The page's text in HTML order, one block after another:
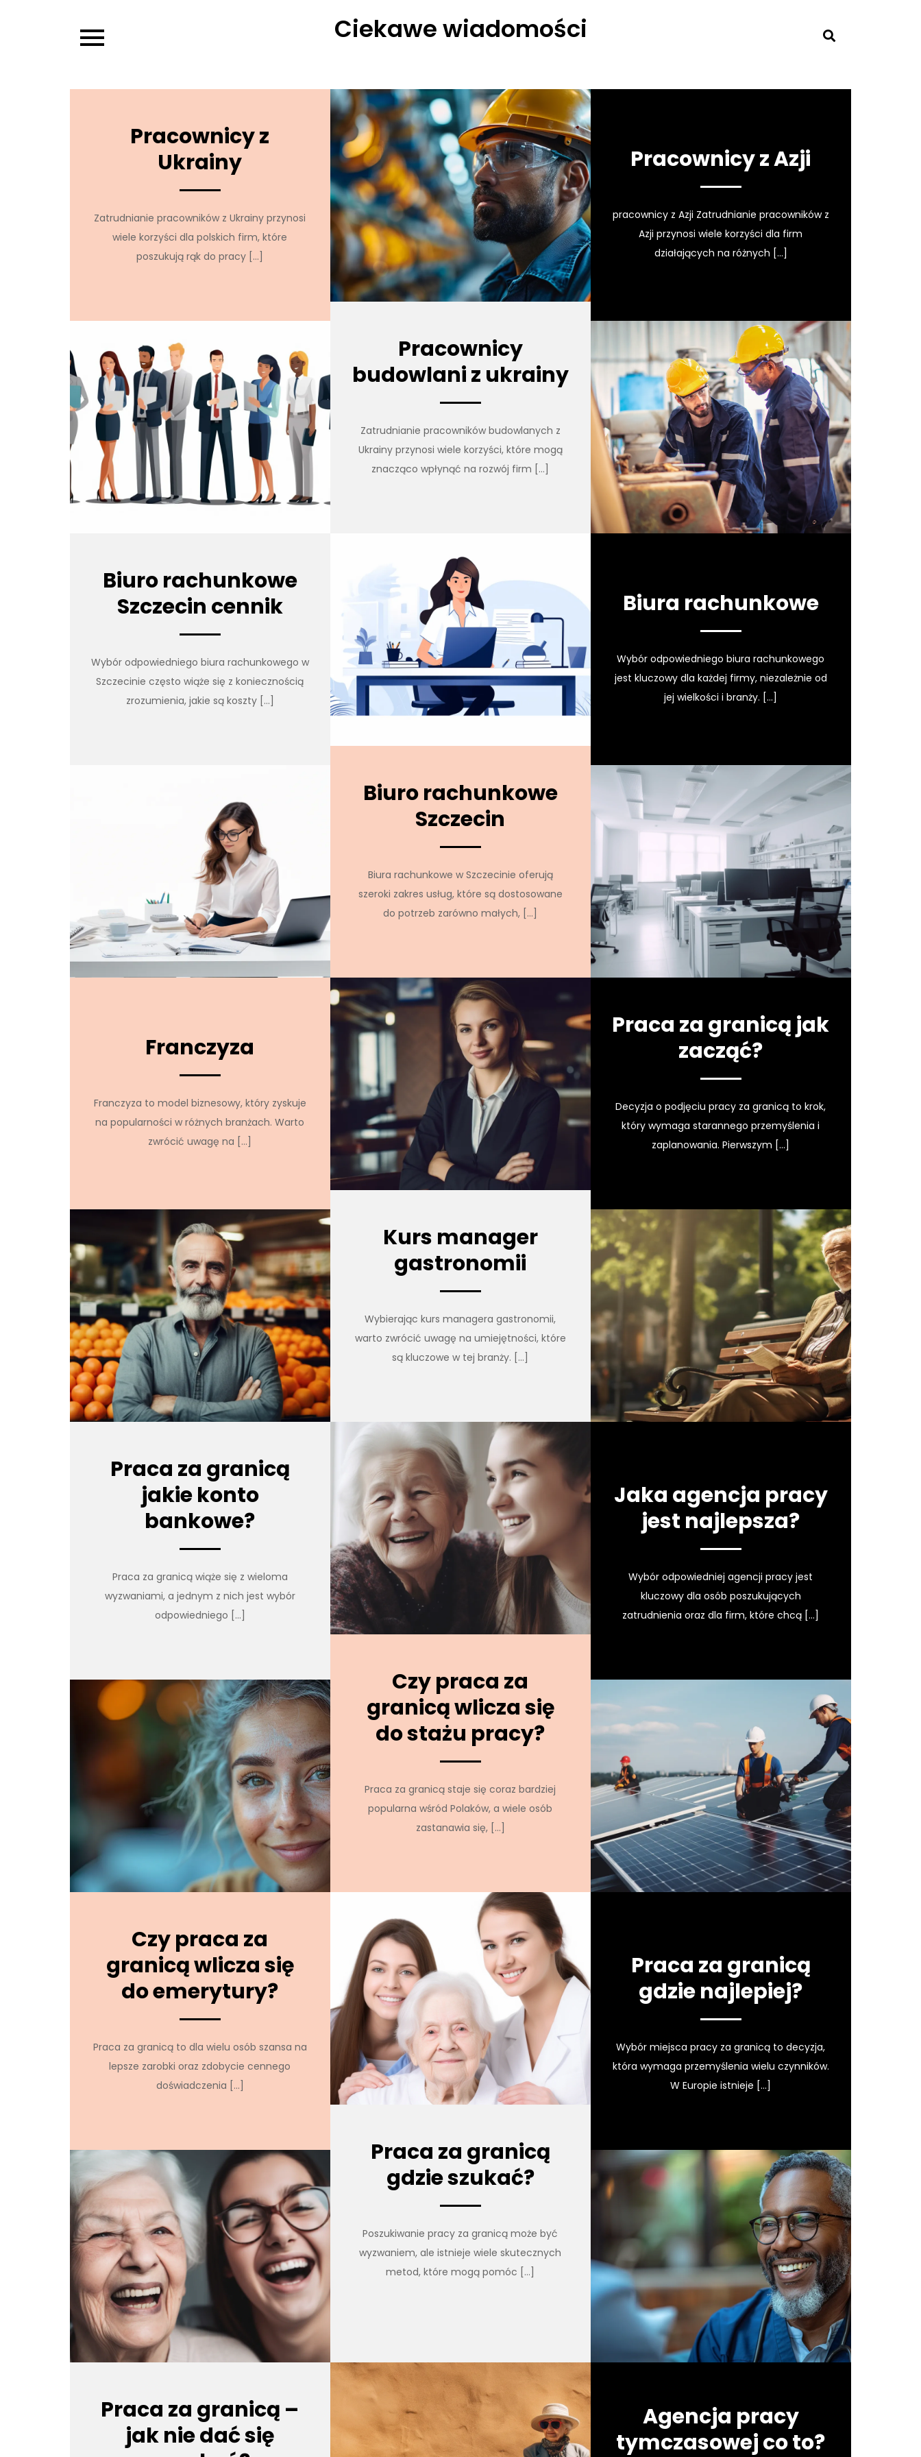
Ciekawe wiadomości
Pracownicy z
Ukrainy
Zatrudnianie pracowników z Ukrainy przynosi
wiele korzyści dla polskich firm, które
poszukują rąk do pracy […]
Pracownicy
budowlani z ukrainy
Zatrudnianie pracowników budowlanych z
Ukrainy przynosi wiele korzyści, które mogą
znacząco wpłynąć na rozwój firm […]
Pracownicy z Azji
pracownicy z Azji Zatrudnianie pracowników z
Azji przynosi wiele korzyści dla firm
działających na różnych […]
Biuro rachunkowe
Szczecin cennik
Wybór odpowiedniego biura rachunkowego w
Szczecinie często wiąże się z koniecznością
zrozumienia, jakie są koszty […]
Biuro rachunkowe
Szczecin
Biura rachunkowe w Szczecinie oferują
szeroki zakres usług, które są dostosowane
do potrzeb zarówno małych, […]
Biura rachunkowe
Wybór odpowiedniego biura rachunkowego
jest kluczowy dla każdej firmy, niezależnie od
jej wielkości i branży. […]
Franczyza
Franczyza to model biznesowy, który zyskuje
na popularności w różnych branżach. Warto
zwrócić uwagę na […]
Kurs manager
gastronomii
Wybierając kurs managera gastronomii,
warto zwrócić uwagę na umiejętności, które
są kluczowe w tej branży. […]
Praca za granicą jak
zacząć?
Decyzja o podjęciu pracy za granicą to krok,
który wymaga starannego przemyślenia i
zaplanowania. Pierwszym […]
Praca za granicą
jakie konto
bankowe?
Praca za granicą wiąże się z wieloma
wyzwaniami, a jednym z nich jest wybór
odpowiedniego […]
Czy praca za
granicą wlicza się
do stażu pracy?
Praca za granicą staje się coraz bardziej
popularna wśród Polaków, a wiele osób
zastanawia się, […]
Jaka agencja pracy
jest najlepsza?
Wybór odpowiedniej agencji pracy jest
kluczowy dla osób poszukujących
zatrudnienia oraz dla firm, które chcą […]
Czy praca za
granicą wlicza się
do emerytury?
Praca za granicą to dla wielu osób szansa na
lepsze zarobki oraz zdobycie cennego
doświadczenia […]
Praca za granicą
gdzie szukać?
Poszukiwanie pracy za granicą może być
wyzwaniem, ale istnieje wiele skutecznych
metod, które mogą pomóc […]
Praca za granicą
gdzie najlepiej?
Wybór miejsca pracy za granicą to decyzja,
która wymaga przemyślenia wielu czynników.
W Europie istnieje […]
Praca za granicą –
jak nie dać się
Agencja pracy
tymczasowej co to?